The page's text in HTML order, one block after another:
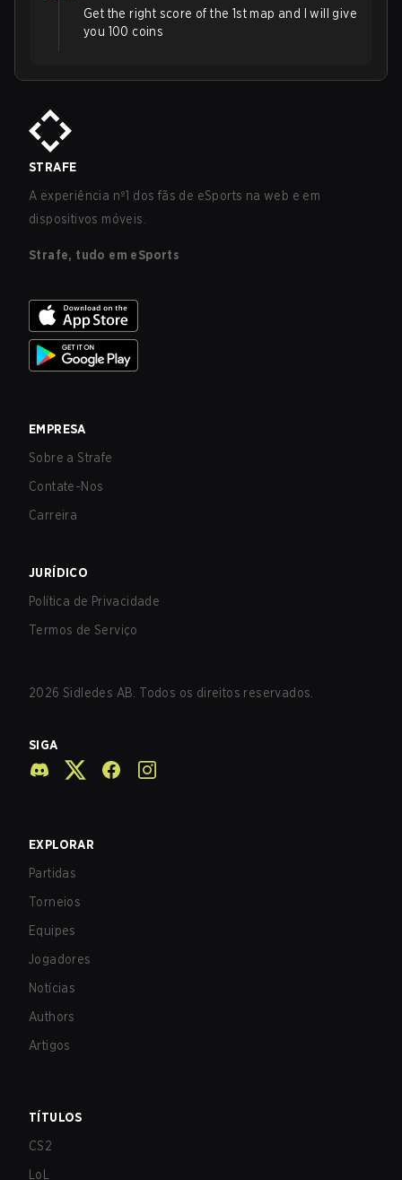
Get the right score of the 1st map and I will give
you 100 coins
STRAFE
A experiência nº1 dos fãs de eSports na web e em
dispositivos móveis.
Strafe, tudo em eSports
EMPRESA
Sobre a Strafe
Contate-Nos
Carreira
JURÍDICO
Política de Privacidade
Termos de Serviço
2026 Sidledes AB. Todos os direitos reservados.
SIGA
EXPLORAR
Partidas
Torneios
Equipes
Jogadores
Notícias
Authors
Artigos
TÍTULOS
CS2
LoL